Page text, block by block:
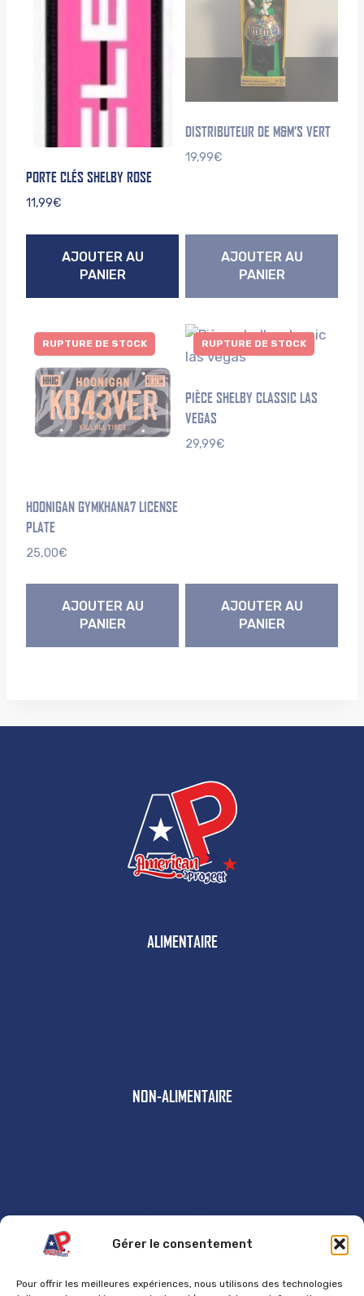
Gérer le consentement
Pour offrir les meilleures expériences, nous utilisons des technologies
PORTE CLÉS SHELBY ROSE
11,99€
AJOUTER AU
PANIER
DISTRIBUTEUR DE M&M’S VERT
19,99€
AJOUTER AU
PANIER
RUPTURE DE STOCK
HOONIGAN GYMKHANA7 LICENSE
PLATE
25,00€
AJOUTER AU
PANIER
RUPTURE DE STOCK
PIÈCE SHELBY CLASSIC LAS
VEGAS
29,99€
AJOUTER AU
PANIER
ALIMENTAIRE
NON-ALIMENTAIRE
GÉNÉRAL